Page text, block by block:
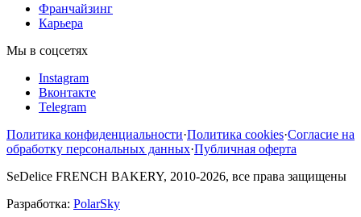
Франчайзинг
Карьера
Мы в соцсетях
Instagram
Вконтакте
Telegram
Политика конфиденциальности·Политика cookies·Согласие на
обработку персональных данных·Публичная оферта
SeDelice FRENCH BAKERY, 2010-2026, все права защищены
Разработка: PolarSky